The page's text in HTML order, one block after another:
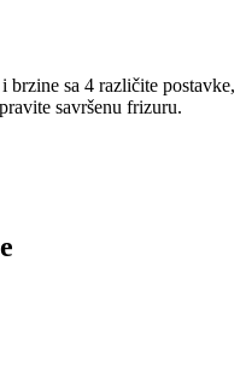
sa 4 različite postavke,
savršenu frizuru.